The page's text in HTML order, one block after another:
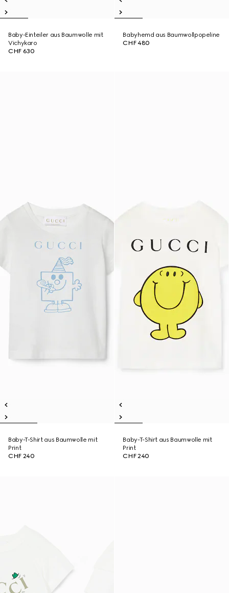
Baby-Einteiler aus Baumwolle mit
Vichykaro
CHF 630
Babyhemd aus Baumwollpopeline
CHF 480
Baby-T-Shirt aus Baumwolle mit
Print
CHF 240
Baby-T-Shirt aus Baumwolle mit
Print
CHF 240